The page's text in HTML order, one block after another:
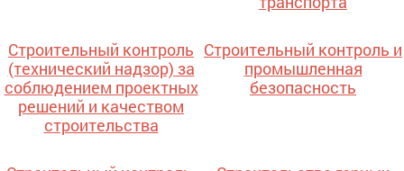
Строительный контроль
(технический надзор) за
соблюдением проектных
решений и качеством
строительства
Строительный контроль и
промышленная
безопасность